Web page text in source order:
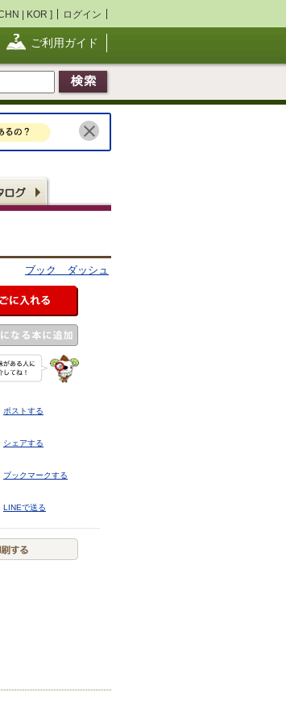
| KOR ] ログイン
ご利用ガイド
ブック ダッシュ
ポストする
シェアする
ブックマークする
LINEで送る